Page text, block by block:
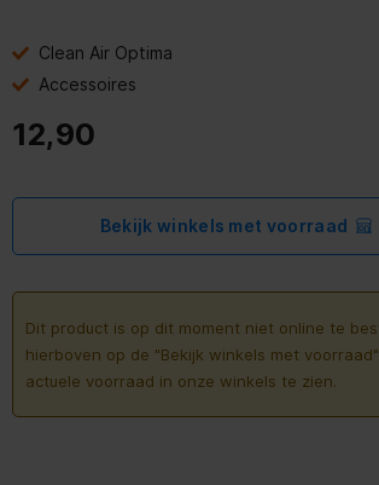
Clean Air Optima
Accessoires
12,90
Bekijk winkels met voorraad
Dit product is op dit moment niet online te
hierboven op de "Bekijk winkels met
actuele voorraad in onze winkels te zien.